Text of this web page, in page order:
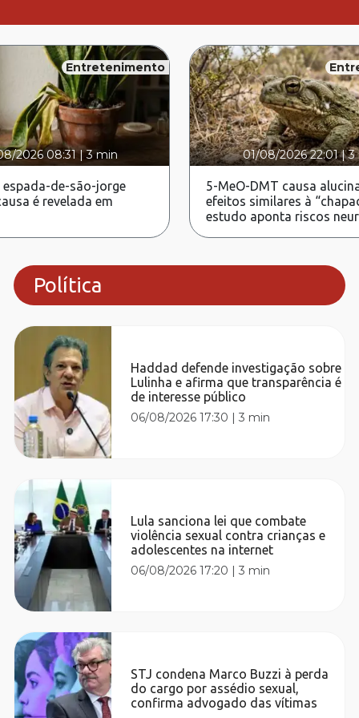
Entretenimento
2026 08:31|3 min
espada-de-são-jorge
é revelada em
01/08/2026 22:01|3
5-MeO-DMT causa
efeitos similares à
estudo aponta riscos
Política
Haddad defende investigação sobre
Lulinha e afirma que transparência é
de interesse público
06/08/2026 17:30 |3 min
Lula sanciona lei que combate
violência sexual contra crianças e
adolescentes na internet
06/08/2026 17:20 |3 min
STJ condena Marco Buzzi à perda
do cargo por assédio sexual,
confirma advogado das vítimas